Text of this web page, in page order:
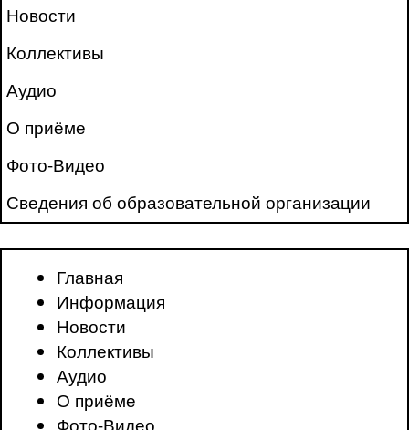
Новости
Коллективы
Аудио
О приёме
Фото-Видео
Сведения об образовательной организации
Главная
Информация
Новости
Коллективы
Аудио
О приёме
Фото-Видео